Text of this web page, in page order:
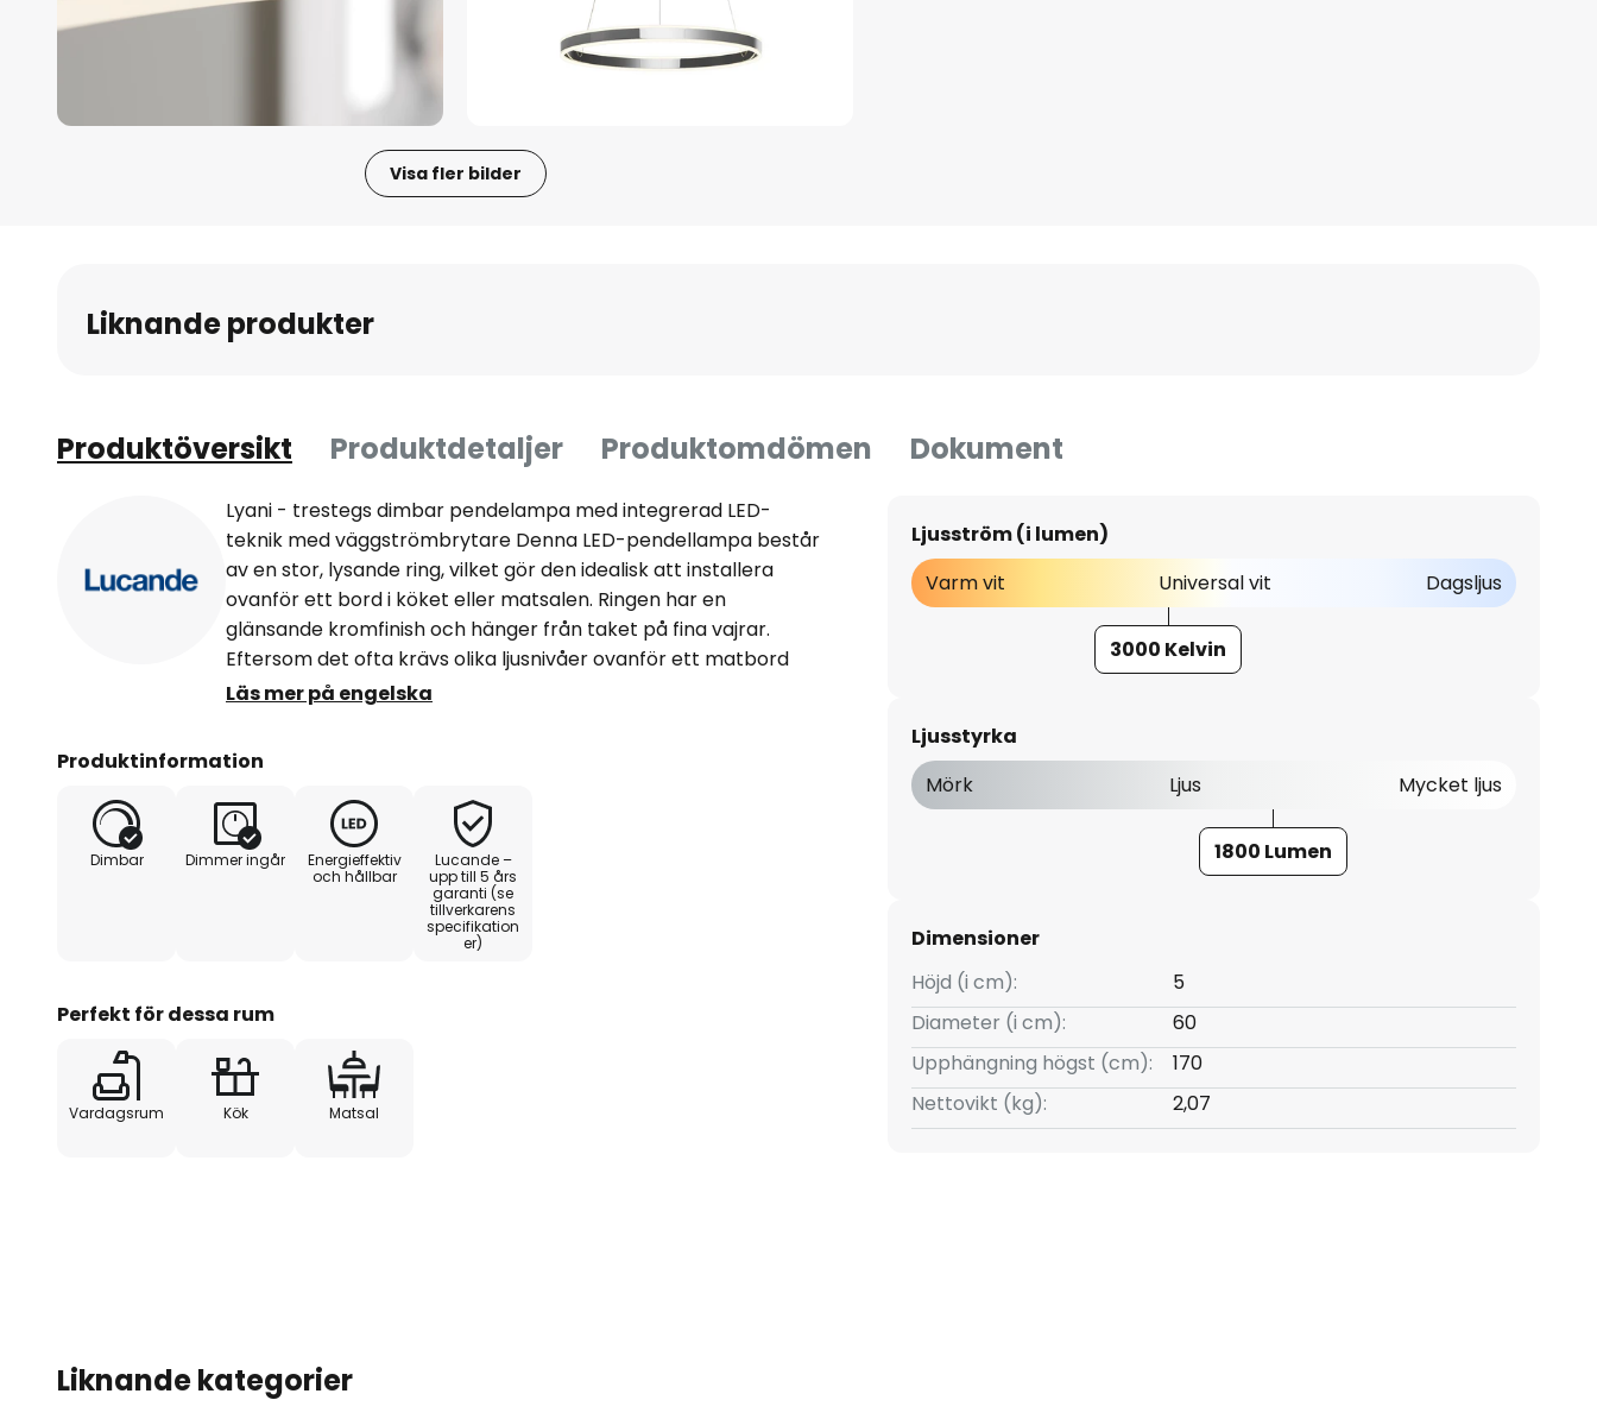
Visa fler bilder
bildgalleriet
Liknande produkter
Produktöversikt Produktdetaljer Produktomdömen Dokument
Lyani - trestegs dimbar pendelampa med integrerad LED-
teknik med väggströmbrytare Denna LED-pendellampa består
av en stor, lysande ring, vilket gör den idealisk att installera
ovanför ett bord i köket eller matsalen. Ringen har en
glänsande kromfinish och hänger från taket på fina vajrar.
Eftersom det ofta krävs olika ljusnivåer ovanför ett matbord
beroende på situationen kan pendellampan dimmas i tre steg
mysigt ljus med mindre ljusstyrka.
Läs mer på engelska
Produktinformation
Dimbar Dimmer ingår
Energieffektiv
och hållbar
Lucande –
upp till 5 års
garanti (se
tillverkarens
specifikation
er)
Perfekt för dessa rum
Vardagsrum Kök Matsal
Ljusström (i lumen)
Varm vit
Universal vit Dagsljus
3000 Kelvin
Ljusstyrka
Mörk
Ljus Mycket ljus
1800 Lumen
Dimensioner
Höjd (i cm):
5
Diameter (i cm):
60
Upphängning högst (cm):
170
Nettovikt (kg):
2,07
Liknande kategorier